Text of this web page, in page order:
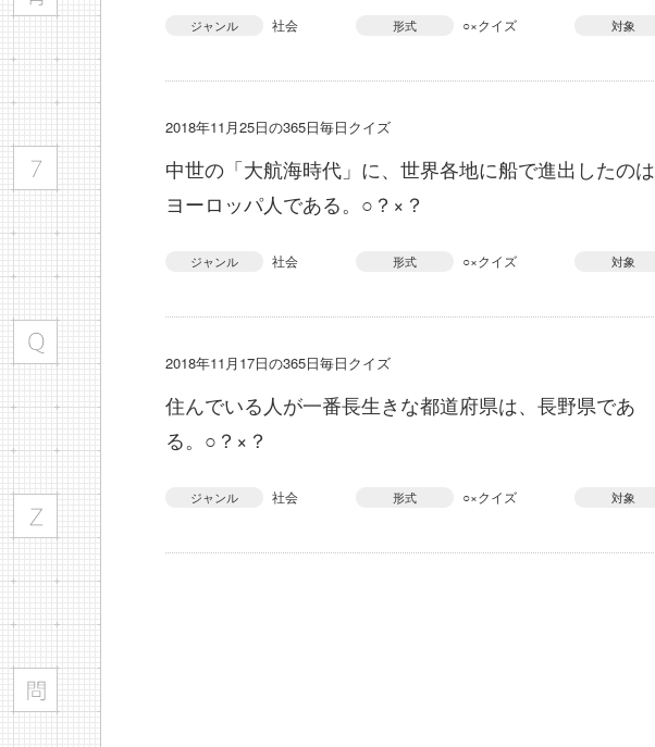
ジャンル 社会 形式 ○×クイズ 対象
2018年11月25日の365日毎日クイズ
中世の「大航海時代」に、世界各地に船で進出したのは
ヨーロッパ人である。○？×？
ジャンル 社会 形式 ○×クイズ 対象
2018年11月17日の365日毎日クイズ
住んでいる人が一番長生きな都道府県は、長野県であ
る。○？×？
ジャンル 社会 形式 ○×クイズ 対象